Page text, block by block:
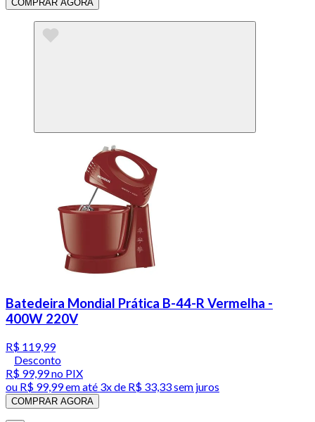
COMPRAR AGORA
Batedeira Mondial Prática B-44-R Vermelha -
400W 220V
R$ 119,99
Desconto
R$ 99,99no PIX
ou R$ 99,99em até 3x de R$ 33,33 sem juros
COMPRAR AGORA